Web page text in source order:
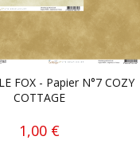
FOX - Papier N°7 COZY
COTTAGE
1,00 €